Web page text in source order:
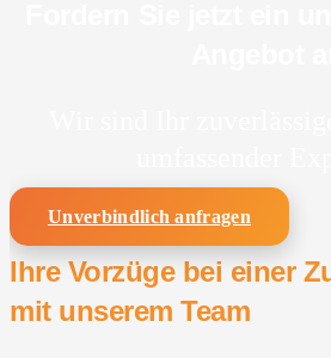
Unverbindlich anfragen
Ihre Vorzüge bei einer
mit unserem Team